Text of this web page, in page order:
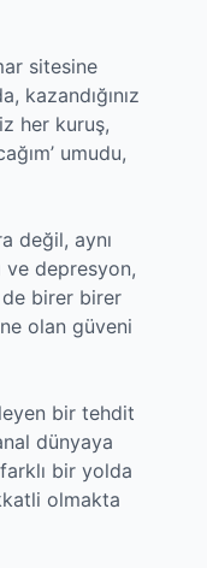
sitesine
kazandığınız
her kuruş,
umudu,
değil, aynı
depresyon,
de birer birer
olan güveni
bir tehdit
dünyaya
bir yolda
olmakta